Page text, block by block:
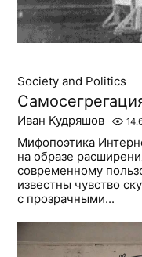
Society and Politics
Иван Кудряшов
Мифопоэтика
на образе
современному
известны чувство
с прозрачными...